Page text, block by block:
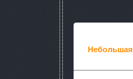
Небольшая